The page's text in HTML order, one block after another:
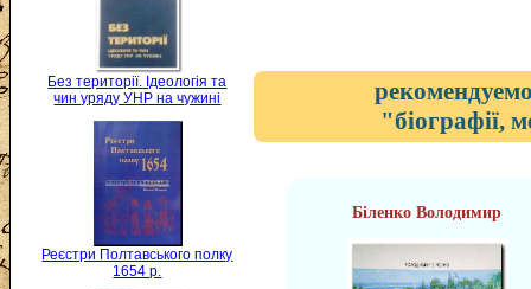
Без території. Ідеологія та
чин уряду УНР на чужині
Реєстри Полтавського полку
1654 р.
"біографії,
Біленко Володимир